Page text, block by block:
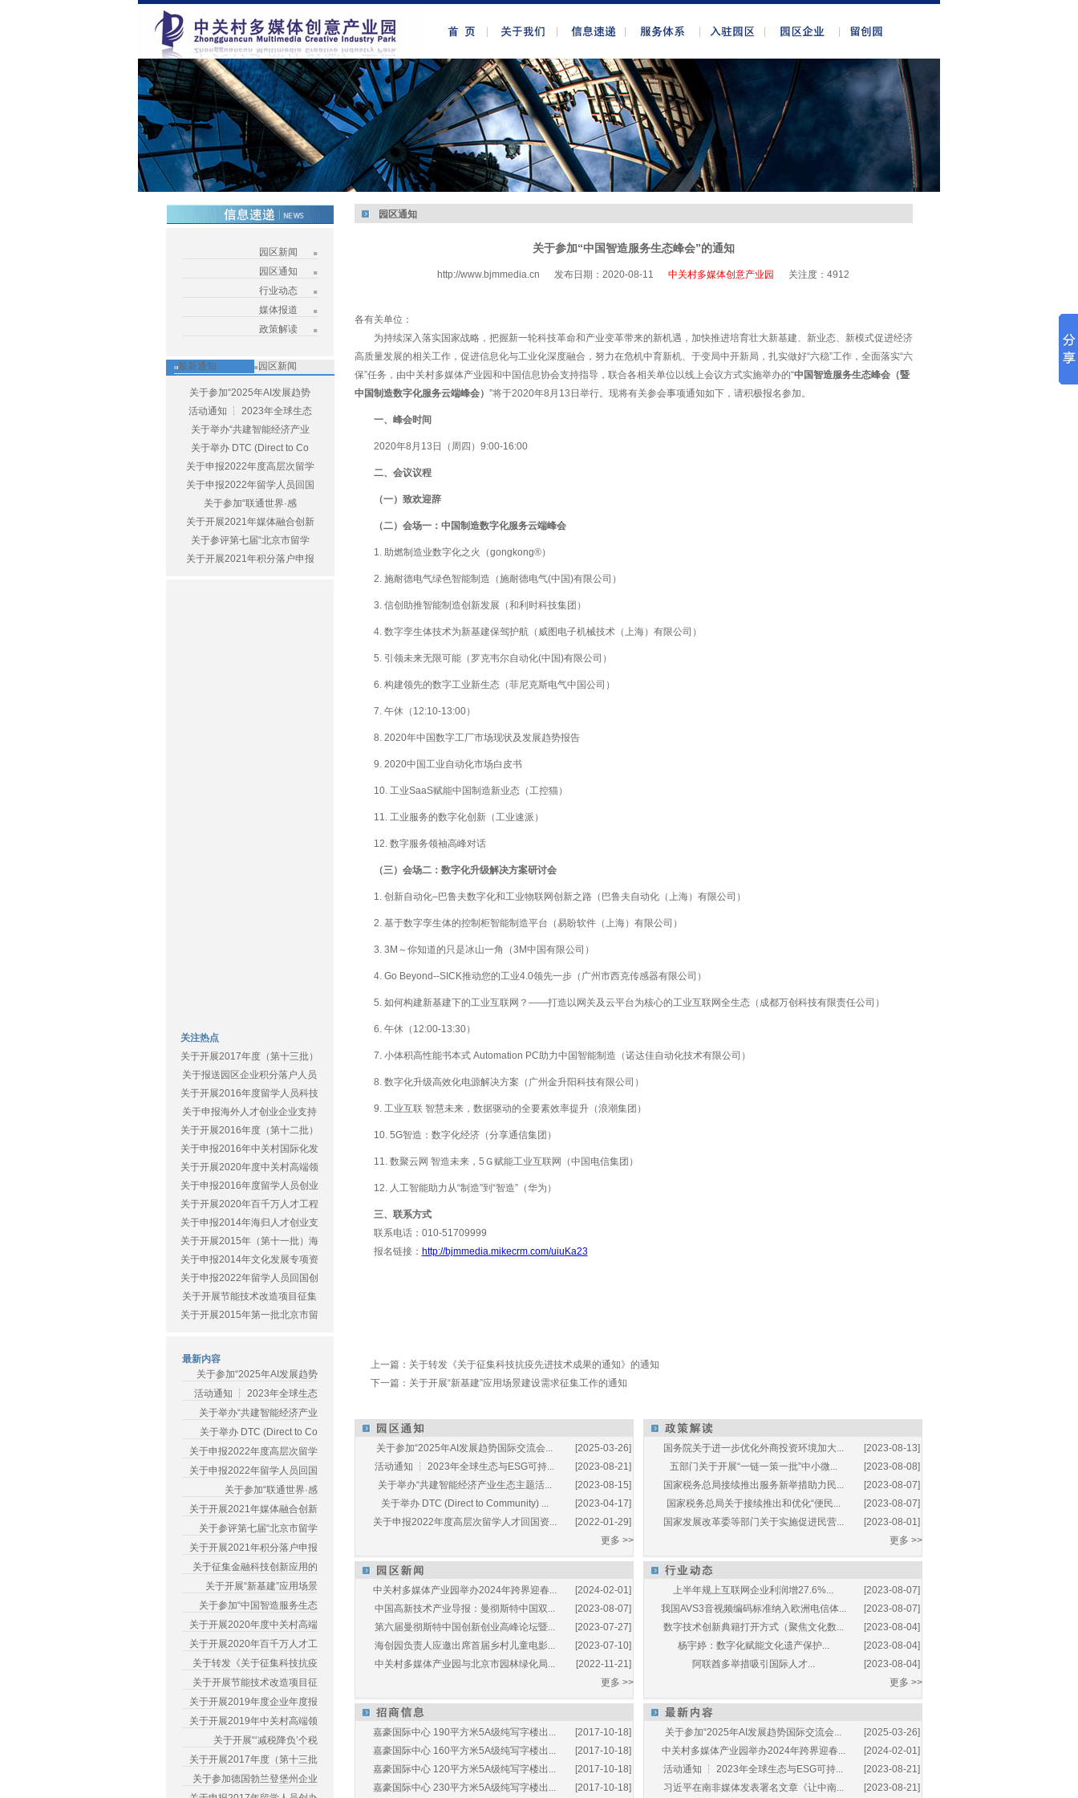
园区新闻
园区通知
行业动态
媒体报道
政策解读
最新通知 园区新闻
关于参加“2025年AI发展趋势
活动通知 ┆ 2023年全球生态
关于举办“共建智能经济产业
关于举办 DTC (Direct to Co
关于申报2022年度高层次留学
关于申报2022年留学人员回国
关于参加“联通世界·感
关于开展2021年媒体融合创新
关于参评第七届“北京市留学
关于开展2021年积分落户申报
关注热点
关于开展2017年度（第十三批）
关于报送园区企业积分落户人员
关于开展2016年度留学人员科技
关于申报海外人才创业企业支持
关于开展2016年度（第十二批）
关于申报2016年中关村国际化发
关于开展2020年度中关村高端领
关于申报2016年度留学人员创业
关于开展2020年百千万人才工程
关于申报2014年海归人才创业支
关于开展2015年（第十一批）海
关于申报2014年文化发展专项资
关于申报2022年留学人员回国创
关于开展节能技术改造项目征集
关于开展2015年第一批北京市留
最新内容
关于参加“2025年AI发展趋势
活动通知 ┆ 2023年全球生态
关于举办“共建智能经济产业
关于举办 DTC (Direct to Co
关于申报2022年度高层次留学
关于申报2022年留学人员回国
关于参加“联通世界·感
关于开展2021年媒体融合创新
关于参评第七届“北京市留学
关于开展2021年积分落户申报
关于征集金融科技创新应用的
关于开展“新基建”应用场景
关于参加“中国智造服务生态
关于开展2020年度中关村高端
关于开展2020年百千万人才工
关于转发《关于征集科技抗疫
关于开展节能技术改造项目征
关于开展2019年度企业年度报
关于开展2019年中关村高端领
关于开展“‘减税降负’个税
关于开展2017年度（第十三批
关于参加德国勃兰登堡州企业
园区通知
关于参加“中国智造服务生态峰会”的通知
http://www.bjmmedia.cn 发布日期：2020-08-11 中关村多媒体创意产业园 关注度： 4912
各有关单位：
为持续深入落实国家战略，把握新一轮科技革命和产业变革带来的新机遇，加快推进培育壮大新基建、新业态、新模式促进经济
高质量发展的相关工作，促进信息化与工业化深度融合，努力在危机中育新机、于变局中开新局，扎实做好“六稳”工作，全面落实“六
保”任务，由中关村多媒体产业园和中国信息协会支持指导，联合各相关单位以线上会议方式实施举办的“中国智造服务生态峰会（暨
中国制造数字化服务云端峰会） ”将于2020年8月13日举行。现将有关参会事项通知如下，请积极报名参加。
一、峰会时间
2020年8月13日（周四）9:00-16:00
二、会议议程
（一）致欢迎辞
（二）会场一：中国制造数字化服务云端峰会
1. 助燃制造业数字化之火（gongkong®）
2. 施耐德电气绿色智能制造（施耐德电气(中国)有限公司）
3. 信创助推智能制造创新发展（和利时科技集团）
4. 数字孪生体技术为新基建保驾护航（威图电子机械技术（上海）有限公司）
5. 引领未来无限可能（罗克韦尔自动化(中国)有限公司）
6. 构建领先的数字工业新生态（菲尼克斯电气中国公司）
7. 午休（12:10-13:00）
8. 2020年中国数字工厂市场现状及发展趋势报告
9. 2020中国工业自动化市场白皮书
10. 工业SaaS赋能中国制造新业态（工控猫）
11. 工业服务的数字化创新（工业速派）
12. 数字服务领袖高峰对话
（三）会场二：数字化升级解决方案研讨会
1. 创新自动化–巴鲁夫数字化和工业物联网创新之路（巴鲁夫自动化（上海）有限公司）
2. 基于数字孪生体的控制柜智能制造平台（易盼软件（上海）有限公司）
3. 3M～你知道的只是冰山一角（3M中国有限公司）
4. Go Beyond--SICK推动您的工业4.0领先一步（广州市西克传感器有限公司）
5. 如何构建新基建下的工业互联网？——打造以网关及云平台为核心的工业互联网全生态（成都万创科技有限责任公司）
6. 午休（12:00-13:30）
7. 小体积高性能书本式 Automation PC助力中国智能制造（诺达佳自动化技术有限公司）
8. 数字化升级高效化电源解决方案（广州金升阳科技有限公司）
9. 工业互联 智慧未来，数据驱动的全要素效率提升（浪潮集团）
10. 5G智造：数字化经济（分享通信集团）
11. 数聚云网 智造未来，5Ｇ赋能工业互联网（中国电信集团）
12. 人工智能助力从“制造”到“智造”（华为）
三、联系方式
联系电话：010-51709999
报名链接： http://bjmmedia.mikecrm.com/uiuKa23
上一篇： 关于转发《关于征集科技抗疫先进技术成果的通知》的通知
下一篇： 关于开展“新基建”应用场景建设需求征集工作的通知
[2025-03-26]
关于参加“2025年AI发展趋势国际交流会...
[2023-08-21]
活动通知 ┆ 2023年全球生态与ESG可持...
[2023-08-15]
关于举办“共建智能经济产业生态主题活...
[2023-04-17]
关于举办 DTC (Direct to Community) ...
[2022-01-29]
关于申报2022年度高层次留学人才回国资...
更多 >>
[2023-08-13]
国务院关于进一步优化外商投资环境加大...
[2023-08-08]
五部门关于开展“一链一策一批”中小微...
[2023-08-07]
国家税务总局接续推出服务新举措助力民...
[2023-08-07]
国家税务总局关于接续推出和优化“便民...
[2023-08-01]
国家发展改革委等部门关于实施促进民营...
更多 >>
[2024-02-01]
中关村多媒体产业园举办2024年跨界迎春...
[2023-08-07]
中国高新技术产业导报：曼彻斯特中国双...
[2023-07-27]
第六届曼彻斯特中国创新创业高峰论坛暨...
[2023-07-10]
海创园负责人应邀出席首届乡村儿童电影...
[2022-11-21]
中关村多媒体产业园与北京市园林绿化局...
更多 >>
[2023-08-07]
上半年规上互联网企业利润增27.6%...
[2023-08-07]
我国AVS3音视频编码标准纳入欧洲电信体...
[2023-08-04]
数字技术创新典籍打开方式（聚焦文化数...
[2023-08-04]
杨宇婷：数字化赋能文化遗产保护...
[2023-08-04]
阿联酋多举措吸引国际人才...
更多 >>
[2017-10-18]
嘉豪国际中心 190平方米5A级纯写字楼出...
[2017-10-18]
嘉豪国际中心 160平方米5A级纯写字楼出...
[2017-10-18]
嘉豪国际中心 120平方米5A级纯写字楼出...
[2017-10-18]
嘉豪国际中心 230平方米5A级纯写字楼出...
[2025-03-26]
关于参加“2025年AI发展趋势国际交流会...
[2024-02-01]
中关村多媒体产业园举办2024年跨界迎春...
[2023-08-21]
活动通知 ┆ 2023年全球生态与ESG可持...
[2023-08-21]
习近平在南非媒体发表署名文章《让中南...